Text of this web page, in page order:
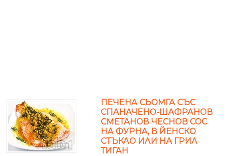
ПЕЧЕНА СЬОМГА СЪС
СПАНАЧЕНО-ШАФРАНОВ
СМЕТАНОВ ЧЕСНОВ СОС
НА ФУРНА, В ЙЕНСКО
СТЪКЛО ИЛИ НА ГРИЛ
ТИГАН